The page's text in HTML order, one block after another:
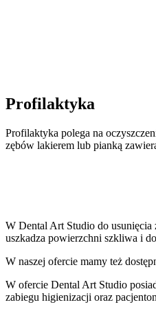
Profilaktyka
Profilaktyka polega na
zębów lakierem lub pianką
W Dental Art Studio do usunięcia
uszkadza powierzchni szkliwa i
W naszej ofercie mamy też
W ofercie Dental Art Studio
zabiegu higienizacji oraz